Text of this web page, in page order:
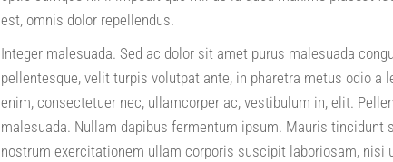
est, omnis dolor repellendus.
Integer malesuada. Sed ac dolor sit amet purus malesuada
pellentesque, velit turpis volutpat ante, in pharetra metus odio
enim, consectetuer nec, ullamcorper ac, vestibulum in, elit.
malesuada. Nullam dapibus fermentum ipsum. Mauris tincidunt
nostrum exercitationem ullam corporis suscipit laboriosam, nisi